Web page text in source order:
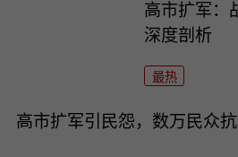
高市扩军：
深度剖析
最热
高市扩军引民怨，数万民众